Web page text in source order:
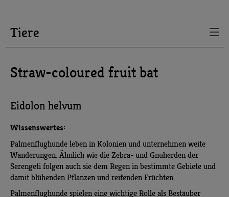
Tiere
Straw-coloured fruit bat
Eidolon helvum
Wissenswertes:
Palmenflughunde leben in Kolonien und unternehmen weite
Wanderungen. Ähnlich wie die Zebra- und Gnuherden der
Serengeti folgen auch sie dem Regen in bestimmte Gebiete und
damit blühenden Pflanzen und reifenden Früchten.
Palmenflughunde spielen eine wichtige Rolle als Bestäuber